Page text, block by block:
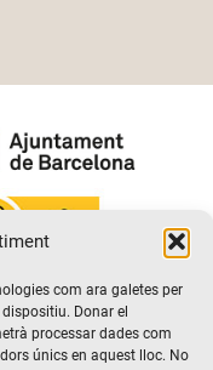
com ara galetes per
Donar el
processar dades com
únics en aquest lloc. No